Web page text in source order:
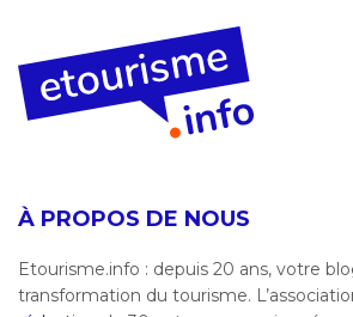
À PROPOS DE NOUS
Etourisme.info : depuis 20 ans, votre
transformation du tourisme.